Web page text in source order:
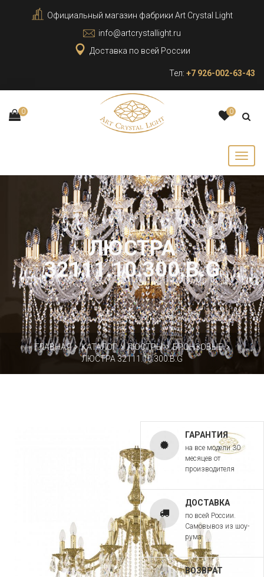
Официальный магазин фабрики Art Crystal Light
info@artcrystallight.ru
Доставка по всей России
Тел: +7 926-002-63-43
0 0
ЛЮСТРА
32111.10.300.B.G
ГЛАВНАЯ КАТАЛОГ ЛЮСТРЫ
БРОНЗОВЫЕ
ЛЮСТРА 32111.10.300.B.G
ГАРАНТИЯ
на все модели 30
месяцев от
производителя
ДОСТАВКА
по всей России.
Самовывоз из шоу-
рума
ВОЗВРАТ